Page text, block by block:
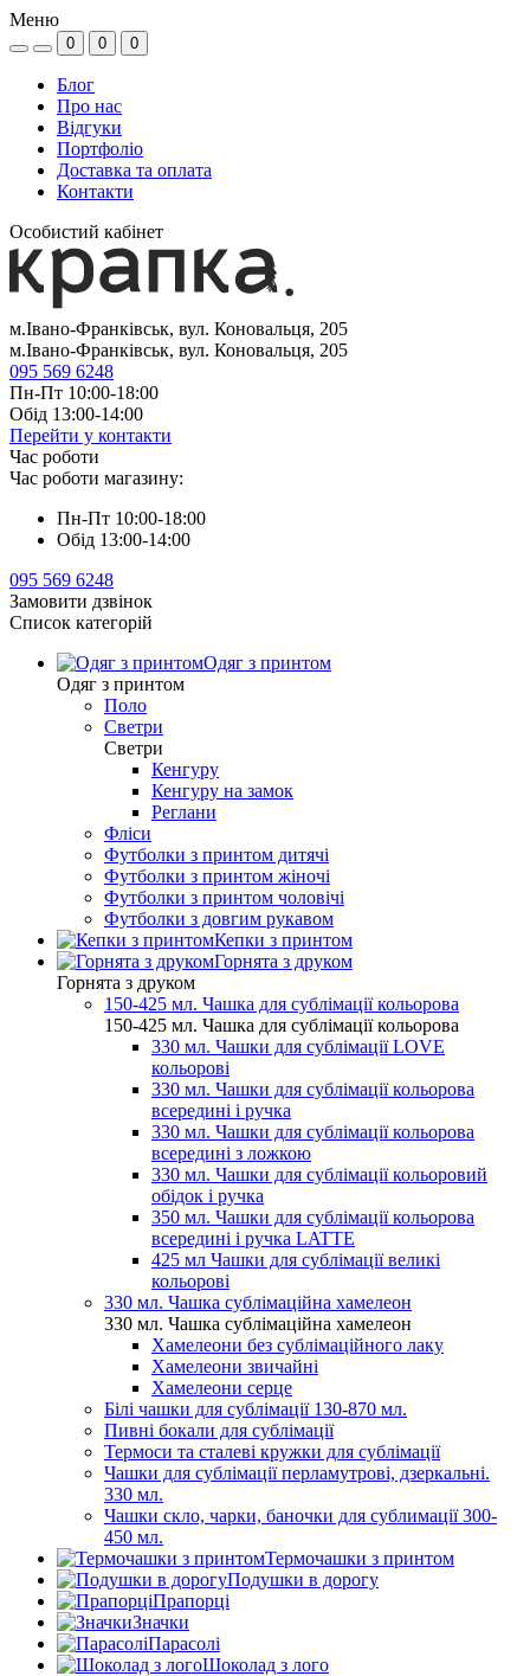
Меню
0 0 0
Блог
Про нас
Відгуки
Портфоліо
Доставка та оплата
Контакти
Особистий кабінет
м.Івано-Франківськ, вул. Коновальця, 205
м.Івано-Франківськ, вул. Коновальця, 205
095 569 6248
Пн-Пт 10:00-18:00
Обід 13:00-14:00
Перейти у контакти
Час роботи
Час роботи магазину:
Пн-Пт 10:00-18:00
Обід 13:00-14:00
095 569 6248
Замовити дзвінок
Список категорій
Одяг з принтом
Одяг з принтом
Поло
Светри
Светри
Кенгуру
Кенгуру на замок
Реглани
Фліси
Футболки з принтом дитячі
Футболки з принтом жіночі
Футболки з принтом чоловічі
Футболки з довгим рукавом
Кепки з принтом
Горнята з друком
Горнята з друком
150-425 мл. Чашка для сублімації кольорова
150-425 мл. Чашка для сублімації кольорова
330 мл. Чашки для сублімації LOVE
кольорові
330 мл. Чашки для сублімації кольорова
всередині і ручка
330 мл. Чашки для сублімації кольорова
всередині з ложкою
330 мл. Чашки для сублімації кольоровий
обідок і ручка
350 мл. Чашки для сублімації кольорова
всередині і ручка LATTE
425 мл Чашки для сублімації великі
кольорові
330 мл. Чашка сублімаційна хамелеон
330 мл. Чашка сублімаційна хамелеон
Хамелеони без сублімаційного лаку
Хамелеони звичайні
Хамелеони серце
Білі чашки для сублімації 130-870 мл.
Пивні бокали для сублімації
Термоси та сталеві кружки для сублімації
Чашки для сублімації перламутрові, дзеркальні.
330 мл.
Чашки скло, чарки, баночки для сублимації 300-
450 мл.
Термочашки з принтом
Подушки в дорогу
Прапорці
Значки
Парасолі
Шоколад з лого